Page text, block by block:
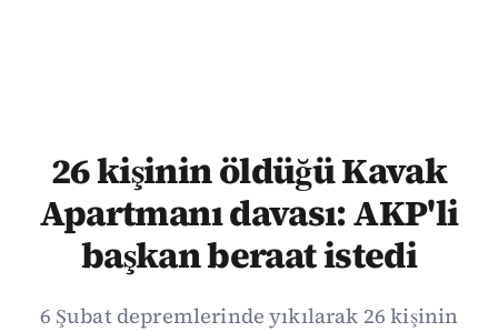
26 kişinin öldüğü Kavak
Apartmanı davası: AKP'li
başkan beraat istedi
6 Şubat depremlerinde yıkılarak 26 kişinin